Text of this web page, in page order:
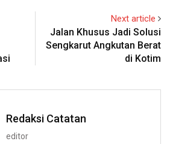
Next article
Jalan Khusus Jadi Solusi
Sengkarut Angkutan Berat
di Kotim
Redaksi Catatan
editor